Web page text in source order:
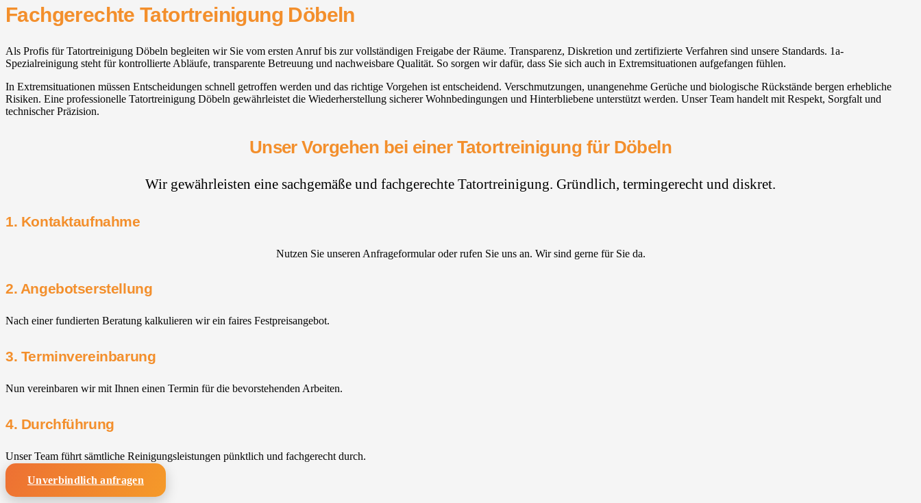
Fachgerechte Tatortreinigung Döbeln
Als Profis für Tatortreinigung Döbeln begleiten wir Sie vom ersten Anruf bis zur vollständigen Freigabe der Räume. Transparenz, Diskretion und zertifizierte Verfahren sind unsere Standards. 1a-
Spezialreinigung steht für kontrollierte Abläufe, transparente Betreuung und nachweisbare Qualität. So sorgen wir dafür, dass Sie sich auch in Extremsituationen aufgefangen fühlen.
In Extremsituationen müssen Entscheidungen schnell getroffen werden und das richtige Vorgehen ist entscheidend. Verschmutzungen, unangenehme Gerüche und biologische Rückstände bergen erhebliche
Risiken. Eine professionelle Tatortreinigung Döbeln gewährleistet die Wiederherstellung sicherer Wohnbedingungen und Hinterbliebene unterstützt werden. Unser Team handelt mit Respekt, Sorgfalt und
technischer Präzision.
Unser Vorgehen bei einer Tatortreinigung für Döbeln
Wir gewährleisten eine sachgemäße und fachgerechte Tatortreinigung. Gründlich, termingerecht und diskret.
1. Kontaktaufnahme
Nutzen Sie unseren Anfrageformular oder rufen Sie uns an. Wir sind gerne für Sie da.
2. Angebotserstellung
Nach einer fundierten Beratung kalkulieren wir ein faires Festpreisangebot.
3. Terminvereinbarung
Nun vereinbaren wir mit Ihnen einen Termin für die bevorstehenden Arbeiten.
4. Durchführung
Unser Team führt sämtliche Reinigungsleistungen pünktlich und fachgerecht durch.
Unverbindlich anfragen